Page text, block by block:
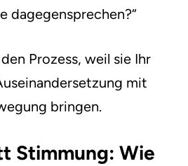
dagegensprechen?“
Prozess, weil sie Ihr
mit
bringen.
Stimmung: Wie